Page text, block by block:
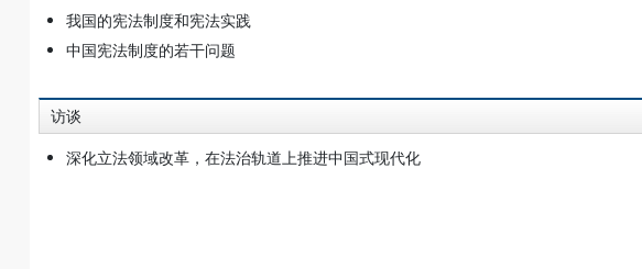
我国的宪法制度和宪法实践
中国宪法制度的若干问题
访谈
深化立法领域改革，在法治轨道上推进中国式现代化